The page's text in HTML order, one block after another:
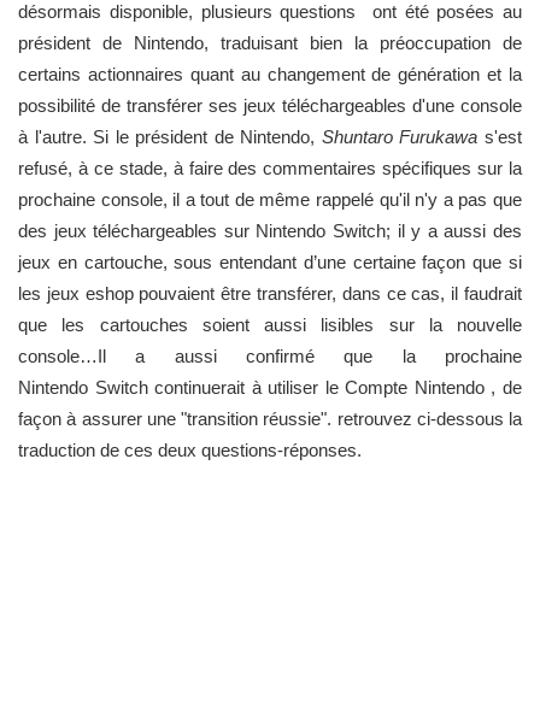
désormais disponible, plusieurs questions ont été posées au
président de Nintendo, traduisant bien la préoccupation de
certains actionnaires quant au changement de génération et la
possibilité de transférer ses jeux téléchargeables d'une console
à l'autre. Si le président de Nintendo, Shuntaro Furukawas'est
refusé, à ce stade, à faire des commentaires spécifiques sur la
prochaine console, il a tout de même rappelé qu'il n'y a pas que
des jeux téléchargeables sur Nintendo Switch; il y a aussi des
jeux en cartouche, sous entendant d’une certaine façon que si
les jeux eshop pouvaient être transférer, dans ce cas, il faudrait
que les cartouches soient aussi lisibles sur la nouvelle
console…Il a aussi confirmé que la prochaine
Nintendo Switch continuerait à utiliser le Compte Nintendo , de
façon à assurer une "transition réussie". retrouvez ci-dessous la
traduction de ces deux questions-réponses.